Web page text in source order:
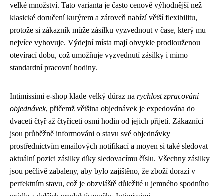
velké množství. Tato varianta je často cenově výhodnější než
klasické doručení kurýrem a zároveň nabízí větší flexibilitu,
protože si zákazník může zásilku vyzvednout v čase, který mu
nejvíce vyhovuje. Výdejní místa mají obvykle prodlouženou
otevírací dobu, což umožňuje vyzvednutí zásilky i mimo
standardní pracovní hodiny.
Intimissimi e-shop klade velký důraz na rychlost zpracování
objednávek, přičemž většina objednávek je expedována do
dvaceti čtyř až čtyřiceti osmi hodin od jejich přijetí. Zákazníci
jsou průběžně informováni o stavu své objednávky
prostřednictvím emailových notifikací a moyen si také sledovat
aktuální pozici zásilky díky sledovacímu číslu. Všechny zásilky
jsou pečlivě zabaleny, aby bylo zajištěno, že zboží dorazí v
perfektním stavu, což je obzvláště důležité u jemného spodního